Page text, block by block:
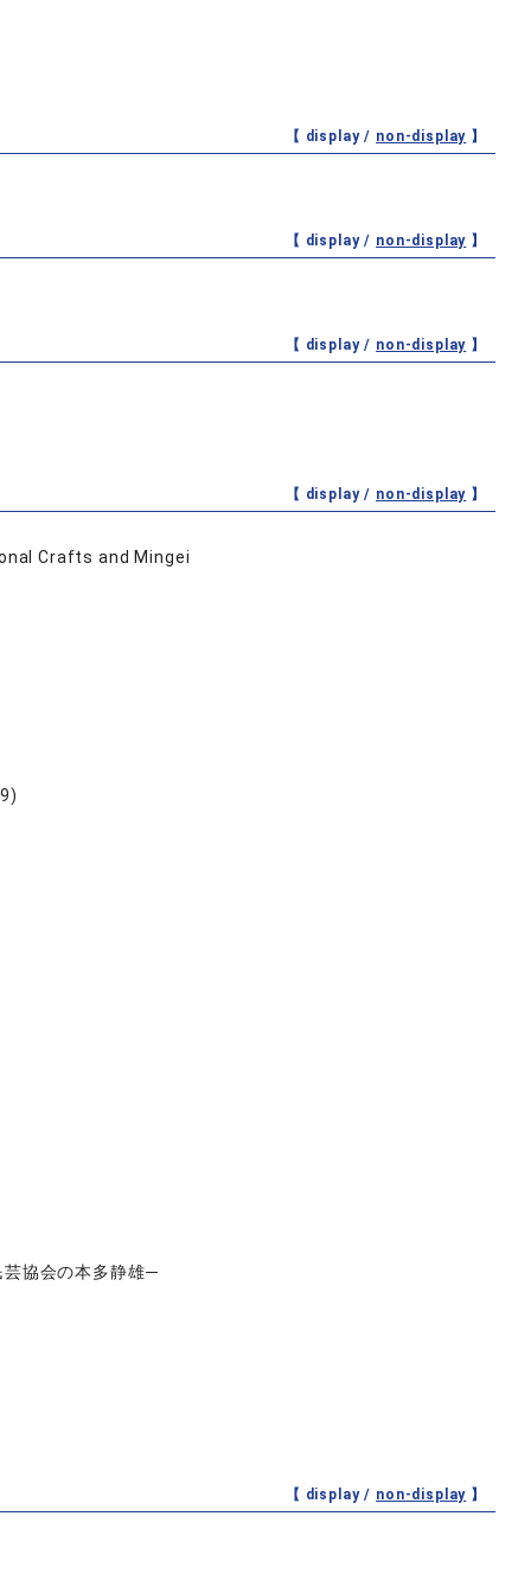
【 display / non-display 】
【 display / non-display 】
【 display / non-display 】
【 display / non-display 】
Crafts and Mingei
芸協会の本多静雄─
【 display / non-display 】